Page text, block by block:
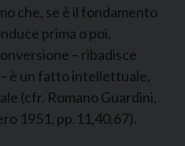
che, se è il fondamento
prima o poi,
– ribadisce
è un fatto intellettuale,
(cfr. Romano Guardini,
1951, pp.11,40,67).